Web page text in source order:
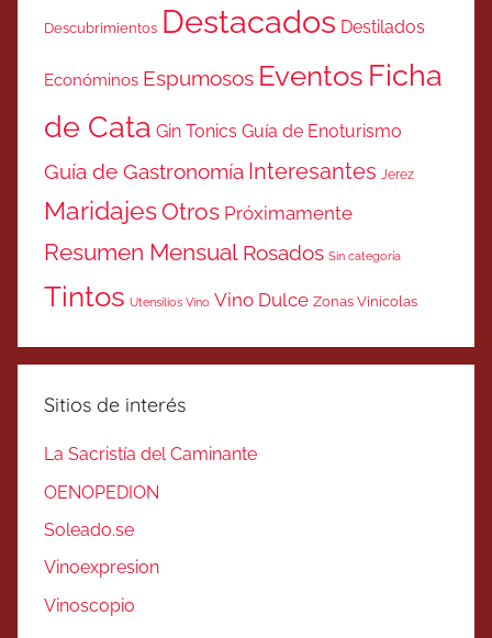
Descubrimientos Destacados Destilados
Económinos Espumosos Eventos Ficha
de Cata Gin Tonics Guía de Enoturismo
Guía de Gastronomía Interesantes Jerez
MaridajesOtros Próximamente
Resumen Mensual Rosados Sin categoría
Tintos Utensilios Vino Vino Dulce Zonas Vinicolas
Sitios de interés
La Sacristía del Caminante
OENOPEDION
Soleado.se
Vinoexpresion
Vinoscopio